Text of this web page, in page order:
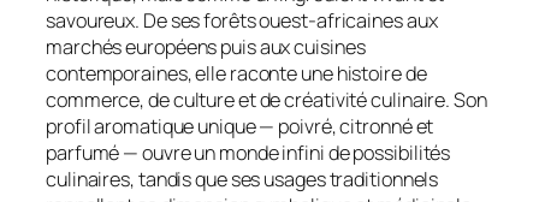
savoureux. De ses forêts ouest-africaines aux
marchés européens puis aux cuisines
contemporaines, elle raconte une histoire de
commerce, de culture et de créativité culinaire. Son
profil aromatique unique — poivré, citronné et
parfumé — ouvre un monde infini de possibilités
culinaires, tandis que ses usages traditionnels